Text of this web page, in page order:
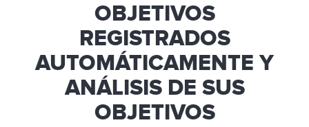
OBJETIVOS
REGISTRADOS
AUTOMÁTICAMENTE Y
ANÁLISIS DE SUS
OBJETIVOS